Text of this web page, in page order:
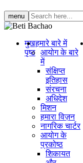
menu Search
मुख
पृष्ठ
हमारे बारे में
आयोग के बारे
में
संक्षिप्‍त
इतिहास
संरचना
अधिदेश
मिशन
हमारा विज़न
नागरिक चार्टर
आयोग के
प्रकोष्ठ
शिकायत